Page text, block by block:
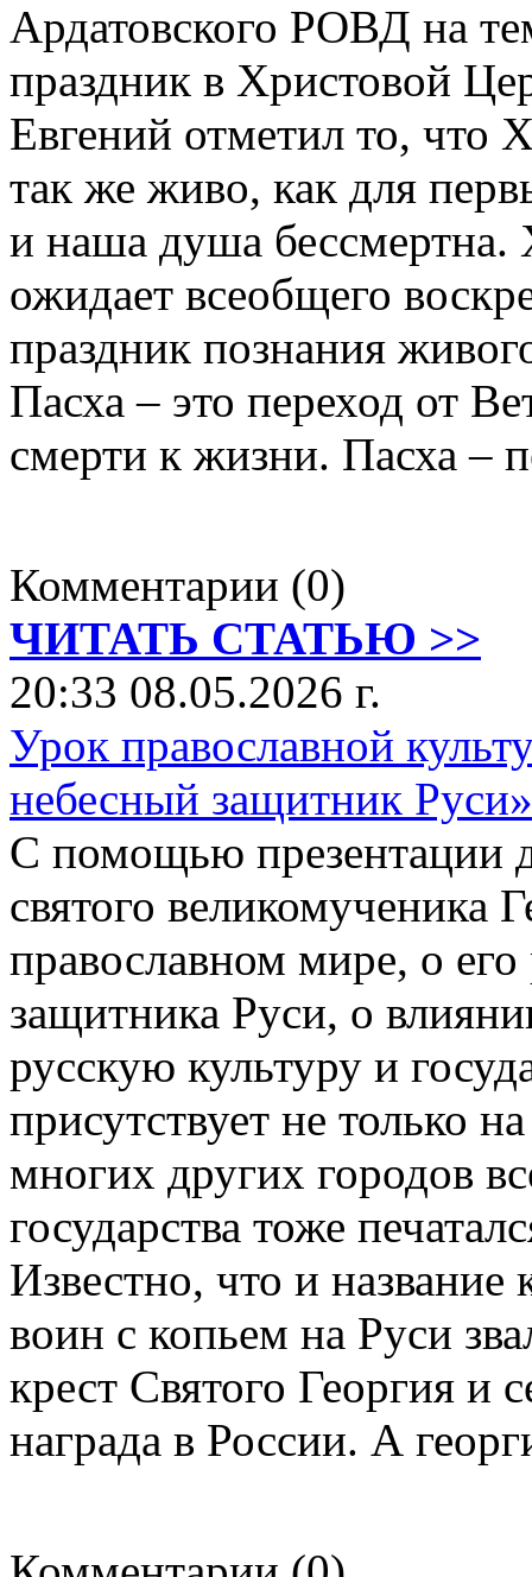
Ардатовского РОВД на
праздник в Христовой
Евгений отметил то, что
так же живо, как для
и наша душа бессмертна.
ожидает всеобщего
праздник познания
Пасха – это переход от
смерти к жизни. Пасха –
Комментарии (0)
ЧИТАТЬ СТАТЬЮ >>
20:33 08.05.2026 г.
Урок православной
небесный защитник Руси»
С помощью презентации
святого великомученика
православном мире, о
защитника Руси, о
русскую культуру и
присутствует не только
многих других городов
государства тоже
Известно, что и название
воин с копьем на Руси
крест Святого Георгия и
награда в России. А